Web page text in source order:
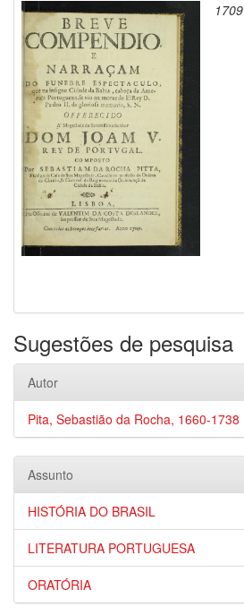
1709
Sugestões de pesquisa
Autor
Pita, Sebastião da Rocha, 1660-1738
Assunto
HISTÓRIA DO BRASIL
LITERATURA PORTUGUESA
ORATÓRIA